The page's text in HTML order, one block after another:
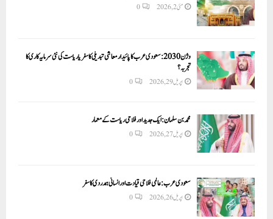
مئی 2, 2026 0
وژن 2030:سعودی عرب کا پائیدار معاشی تبدیلی کا سفر یا ریاست کی نئی سرمایہ کاری کا
تجربہ؟
اپریل 29, 2026 0
محمد بن سلمان: ایک جدید اور فلاحی ریاست کے معمار
اپریل 27, 2026 0
سعودی عرب: عالمی فلاحی قیادت اور انسانی ہمدردی کا سفر
اپریل 26, 2026 0